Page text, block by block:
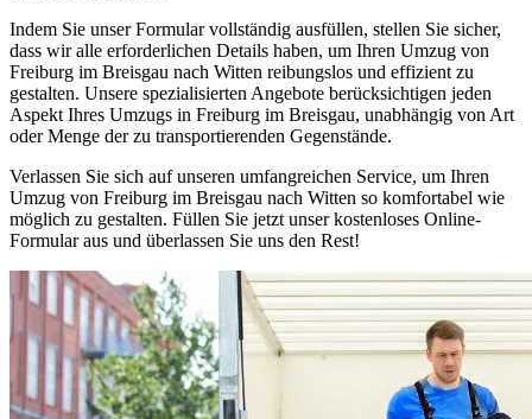
Indem Sie unser Formular vollständig ausfüllen, stellen Sie sicher,
dass wir alle erforderlichen Details haben, um Ihren Umzug von
Freiburg im Breisgau nach Witten reibungslos und effizient zu
gestalten. Unsere spezialisierten Angebote berücksichtigen jeden
Aspekt Ihres Umzugs in Freiburg im Breisgau, unabhängig von Art
oder Menge der zu transportierenden Gegenstände.
Verlassen Sie sich auf unseren umfangreichen Service, um Ihren
Umzug von Freiburg im Breisgau nach Witten so komfortabel wie
möglich zu gestalten. Füllen Sie jetzt unser kostenloses Online-
Formular aus und überlassen Sie uns den Rest!